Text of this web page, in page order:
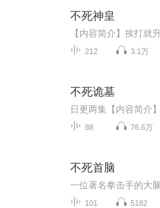
不死神皇
212 3.1万
不死诡墓
88 76.6万
不死首脑
101 5182